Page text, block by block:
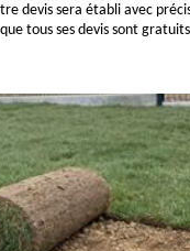
devis sera établi avec
tous ses devis sont